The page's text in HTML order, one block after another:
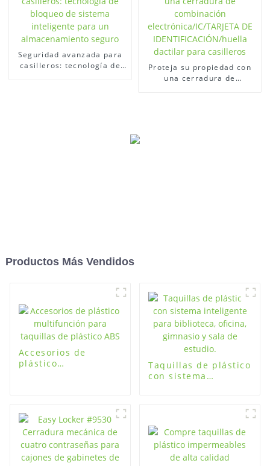
Seguridad avanzada para
casilleros: tecnología de
Proteja su propiedad con
una cerradura de
Productos Más Vendidos
Accesorios de
plástico
Taquillas de plástico
con sistema